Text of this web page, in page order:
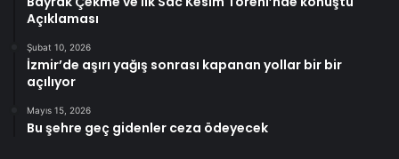
Açıklaması
Şubat 10, 2026
İzmir’de aşırı yağış sonrası kapanan yollar bir bir
açılıyor
Mayıs 15, 2026
Bu şehre geç gidenler ceza ödeyecek